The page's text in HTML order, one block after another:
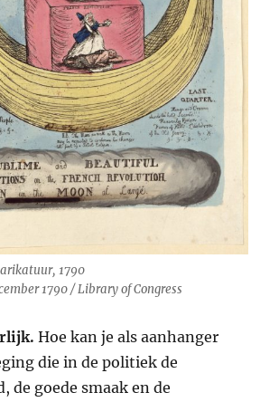
1790
1790 / Library of Congress
Hoe kan je als aanhanger
die in de politiek de
de goede smaak en de